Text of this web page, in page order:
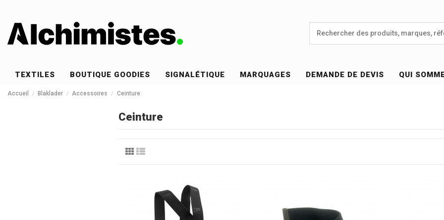
TEXTILES BOUTIQUE GOODIES SIGNALÉTIQUE MARQUAGES DEMANDE DE DEVIS QUI
Accueil Blaklader Accessoires Ceinture
Ceinture